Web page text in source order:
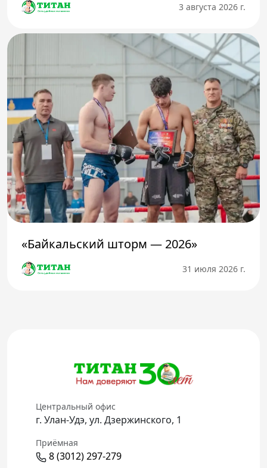
3 августа 2026 г.
«Байкальский шторм — 2026»
31 июля 2026 г.
Центральный офис
г. Улан-Удэ, ул. Дзержинского, 1
Приёмная
8 (3012) 297-279